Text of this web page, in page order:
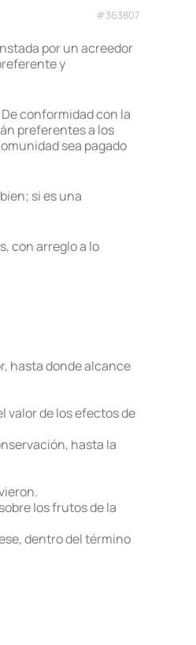
#363807
por un acreedor
y
conformidad con la
preferentes a los
sea pagado
si es una
con arreglo a lo
hasta donde alcance
valor de los efectos de
hasta la
los frutos de la
dentro del término